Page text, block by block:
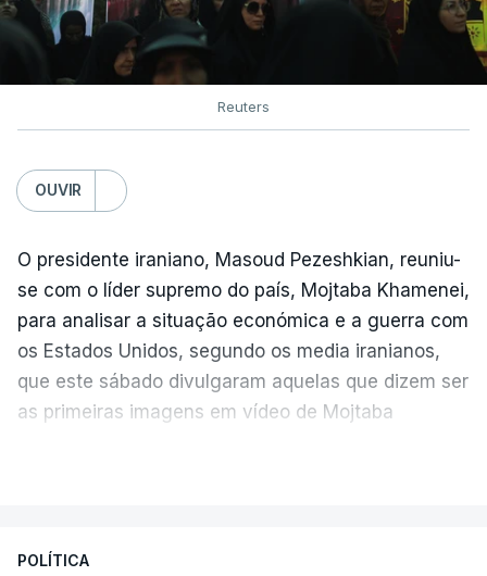
Reuters
OUVIR
O presidente iraniano, Masoud Pezeshkian, reuniu-
se com o líder supremo do país, Mojtaba Khamenei,
para analisar a situação económica e a guerra com
os Estados Unidos, segundo os media iranianos,
que este sábado divulgaram aquelas que dizem ser
as primeiras imagens em vídeo de Mojtaba
Mehr na rede social Telegram, como aquilo que
POLÍTICA